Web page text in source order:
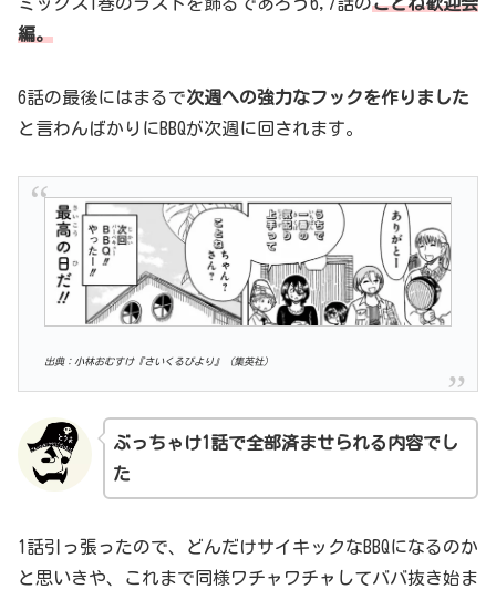
ミックス1巻のラストを飾るであろう6,7話のことね歓迎会
編。
6話の最後にはまるで次週への強力なフックを作りました
と言わんばかりにBBQが次週に回されます。
出典：小林おむすけ『さいくるびより』（集英社）
ぶっちゃけ1話で全部済ませられる内容でし
た
1話引っ張ったので、どんだけサイキックなBBQになるのか
と思いきや、これまで同様ワチャワチャしてババ抜き始ま